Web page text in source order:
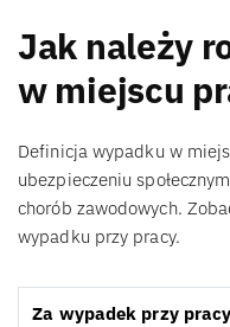
Jak należy
w miejscu
Definicja wypadku w
ubezpieczeniu
chorób zawodowych.
wypadku przy pracy.
Za wypadek przy